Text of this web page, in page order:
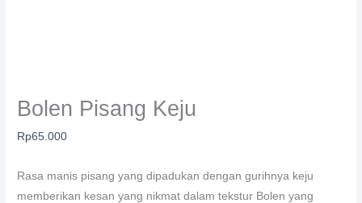
Bolen Pisang Keju
Rp65.000
Rasa manis pisang yang dipadukan dengan gurihnya keju
memberikan kesan yang nikmat dalam tekstur Bolen yang